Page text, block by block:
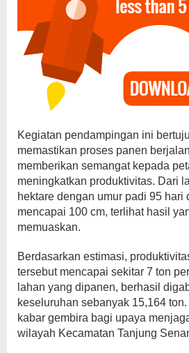
Kegiatan pendampingan ini
memastikan proses panen
memberikan semangat kepada
meningkatkan produktivitas. Dari
hektare dengan umur padi 95 hari
mencapai 100 cm, terlihat hasil
memuaskan.
Berdasarkan estimasi,
tersebut mencapai sekitar 7 ton
lahan yang dipanen, berhasil
keseluruhan sebanyak 15,164
kabar gembira bagi upaya
wilayah Kecamatan Tanjung